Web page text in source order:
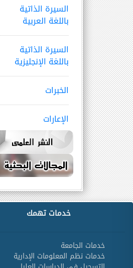
السيرة الذاتية
باللغة العربية
السيرة الذاتية
باللغة الإنجليزية
الخبرات
الإعارات
خدمات تهمك
خدمات الجامعة
خدمات نظم المعلومات الإدارية